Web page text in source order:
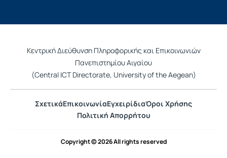
Κεντρική Διεύθυνση Πληροφορικής και Επικοινωνιών
Πανεπιστημίου Αιγαίου
(Central ICT Directorate, University of the Aegean)
ΣχετικάΕπικοινωνίαΕγχειρίδιαΌροι Χρήσης
Πολιτική Απορρήτου
Copyright © 2026 All rights reserved